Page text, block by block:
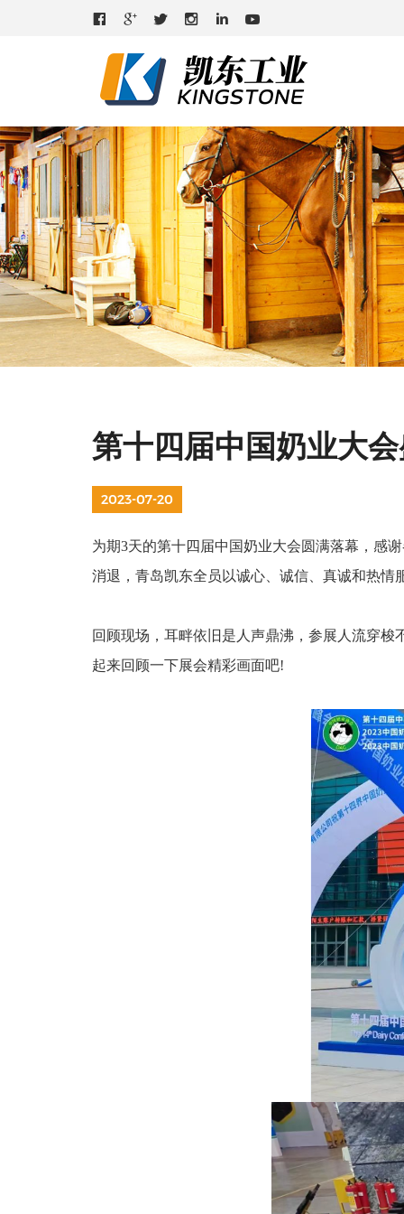
第十四届中国奶业大
2023-07-20
为期3天的第十四届中国奶业大会圆满落幕 ，感
消退， 青岛凯东全员以诚心、诚信、真诚和热情
回顾现场，耳畔依旧是人声鼎沸，参展人流穿梭
起来回顾一下展会精彩画面吧!